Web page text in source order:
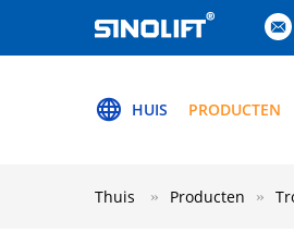
HUIS PRODUCTEN
Thuis Producten